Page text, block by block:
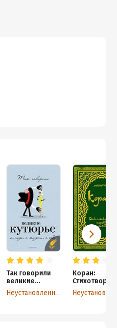
Так говорили
великие
кутюрье. О
моде, о жизни,Неустановленный автор
Коран:
Стихотворный
перевод